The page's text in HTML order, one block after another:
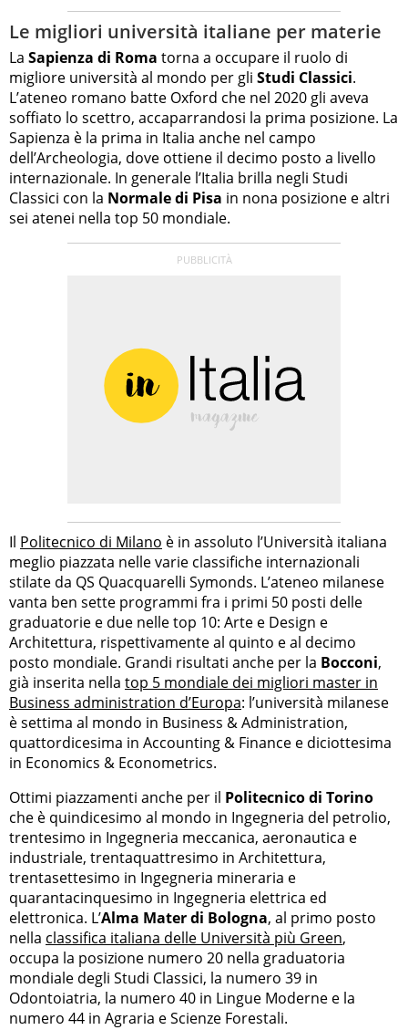
Le migliori università italiane per materie
La Sapienza di Roma torna a occupare il ruolo di
migliore università al mondo per gli Studi Classici.
L’ateneo romano batte Oxford che nel 2020 gli aveva
soffiato lo scettro, accaparrandosi la prima posizione. La
Sapienza è la prima in Italia anche nel campo
dell’Archeologia, dove ottiene il decimo posto a livello
internazionale. In generale l’Italia brilla negli Studi
Classici con la Normale di Pisa in nona posizione e altri
sei atenei nella top 50 mondiale.
Il Politecnico di Milano è in assoluto l’Università italiana
meglio piazzata nelle varie classifiche internazionali
stilate da QS Quacquarelli Symonds. L’ateneo milanese
vanta ben sette programmi fra i primi 50 posti delle
graduatorie e due nelle top 10: Arte e Design e
Architettura, rispettivamente al quinto e al decimo
posto mondiale. Grandi risultati anche per la Bocconi,
già inserita nella top 5 mondiale dei migliori master in
Business administration d’Europa: l’università milanese
è settima al mondo in Business & Administration,
quattordicesima in Accounting & Finance e diciottesima
in Economics & Econometrics.
Ottimi piazzamenti anche per il Politecnico di Torino
che è quindicesimo al mondo in Ingegneria del petrolio,
trentesimo in Ingegneria meccanica, aeronautica e
industriale, trentaquattresimo in Architettura,
trentasettesimo in Ingegneria mineraria e
quarantacinquesimo in Ingegneria elettrica ed
elettronica. L’Alma Mater di Bologna, al primo posto
nella classifica italiana delle Università più Green,
occupa la posizione numero 20 nella graduatoria
mondiale degli Studi Classici, la numero 39 in
Odontoiatria, la numero 40 in Lingue Moderne e la
numero 44 in Agraria e Scienze Forestali.